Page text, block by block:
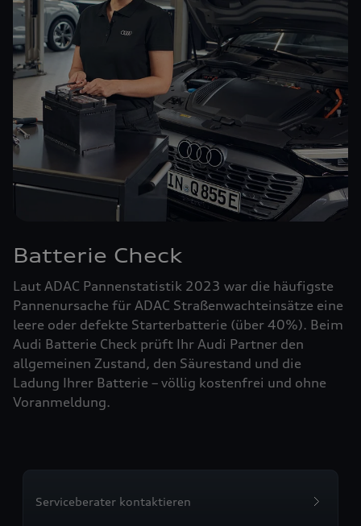
Batterie Check
Laut ADAC Pannenstatistik 2023 war die häufigste
Pannenursache für ADAC Straßenwachteinsätze eine
leere oder defekte Starterbatterie (über 40%). Beim
Audi Batterie Check prüft Ihr Audi Partner den
allgemeinen Zustand, den Säurestand und die
Ladung Ihrer Batterie – völlig kostenfrei und ohne
Voranmeldung.
Serviceberater kontaktieren